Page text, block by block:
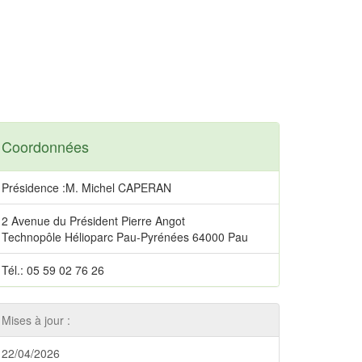
Coordonnées
Présidence :M. Michel CAPERAN
2 Avenue du Président Pierre Angot
Technopôle Hélioparc Pau-Pyrénées 64000 Pau
Tél.: 05 59 02 76 26
Mises à jour :
22/04/2026